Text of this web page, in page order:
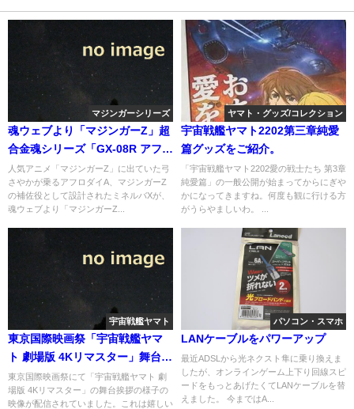
マジンガーシリーズ
魂ウェブより「マジンガーZ」超
合金魂シリーズ「GX-08R アフロ
ダイA vs GX-09R ミネルバX」
が発売へ
人気アニメ「マジンガーZ」に出ていた弓
さやかが乗るアフロダイA、マジンガーZ
の補佐役として設計されたミネルバXが、
魂ウェブより「マジンガーZ...
ヤマト・グッズ/コレクション
宇宙戦艦ヤマト2202第三章純愛
篇グッズをご紹介。
「宇宙戦艦ヤマト2202愛の戦士たち 第3章
純愛篇」の一般公開が始まってからにぎや
かになってきますね。何度も観に行ける方
がうらやましいわ。 ...
宇宙戦艦ヤマト
東京国際映画祭「宇宙戦艦ヤマ
ト 劇場版 4Kリマスター」舞台挨
拶、麻上洋子さんご登壇の映像
が配信
東京国際映画祭にて「宇宙戦艦ヤマト 劇
場版 4Kリマスター」の舞台挨拶の様子の
映像が配信されていました。これは嬉しい
パソコン・スマホ
LANケーブルをパワーアップ
最近ADSLから光ネクスト隼に乗り換えま
したが、オンラインゲーム上下り回線スピ
ードをもっとあげたくてLANケーブルを替
えました。 今まではA...